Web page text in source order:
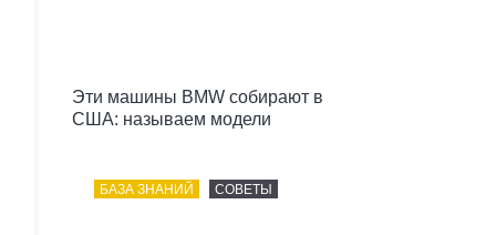
Эти машины BMW собирают в
США: называем модели
БАЗА ЗНАНИЙ СОВЕТЫ